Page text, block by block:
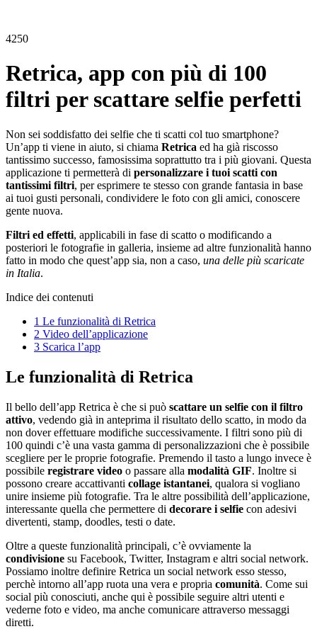
4250
Retrica, app con più di 100
filtri per scattare selfie perfetti
Non sei soddisfatto dei selfie che ti scatti col tuo smartphone?
Un’app ti viene in aiuto, si chiama Retrica ed ha già riscosso
tantissimo successo, famosissima soprattutto tra i più giovani. Questa
applicazione ti permetterà di personalizzare i tuoi scatti con
tantissimi filtri, per esprimere te stesso con grande fantasia in base
ai tuoi gusti personali, condividere le foto con gli amici, conoscere
gente nuova.
Filtri ed effetti, applicabili in fase di scatto o modificando a
posteriori le fotografie in galleria, insieme ad altre funzionalità hanno
fatto in modo che quest’app sia, non a caso, una delle più scaricate
in Italia.
Indice dei contenuti
1 Le funzionalità di Retrica
2 Video dell’applicazione
3 Scarica l’app
Le funzionalità di Retrica
Il bello dell’app Retrica è che si può scattare un selfie con il filtro
attivo, vedendo già in anteprima il risultato dello scatto, in modo da
non dover effettuare modifiche successivamente. I filtri sono più di
100 quindi c’è una vasta gamma di personalizzazioni che è possibile
scegliere per le proprie fotografie. Premendo il tasto a lungo invece è
possibile registrare video o passare alla modalità GIF. Inoltre si
possono creare accattivanti collage istantanei, qualora si vogliano
unire insieme più fotografie. Tra le altre possibilità dell’applicazione,
interessante quella che permettere di decorare i selfie con adesivi
divertenti, stamp, doodles, testi o date.
Oltre a queste funzionalità principali, c’è ovviamente la
condivisione su Facebook, Twitter, Instagram e altri social network.
Possiamo inoltre definire Retrica un social network esso stesso,
perchè intorno all’app ruota una vera e propria comunità. Come sui
social più conosciuti, anche qui è possibile seguire altri utenti e
vederne foto e video, ma anche comunicare attraverso messaggi
diretti.